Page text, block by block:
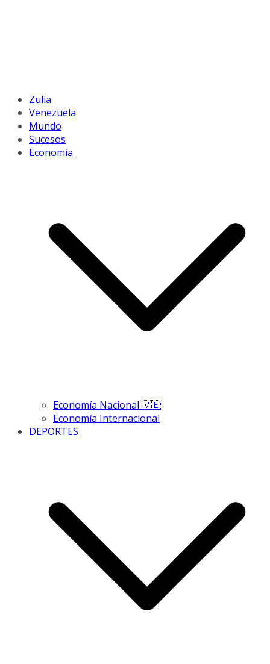
Zulia
Venezuela
Mundo
Sucesos
Economía
Economía Nacional 🇻🇪
Economía Internacional
DEPORTES